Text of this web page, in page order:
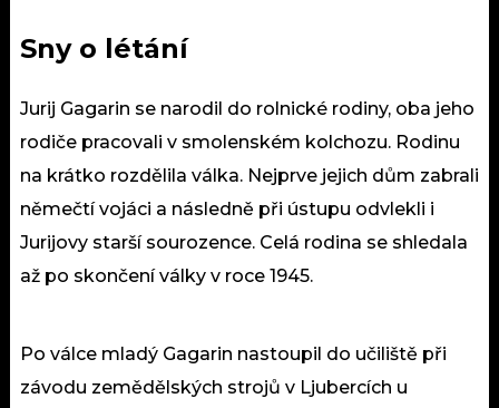
Sny o létání
Jurij Gagarin se narodil do rolnické rodiny, oba jeho
rodiče pracovali v smolenském kolchozu. Rodinu
na krátko rozdělila válka. Nejprve jejich dům zabrali
němečtí vojáci a následně při ústupu odvlekli i
Jurijovy starší sourozence. Celá rodina se shledala
až po skončení války v roce 1945.
Po válce mladý Gagarin nastoupil do učiliště při
závodu zemědělských strojů v Ljubercích u